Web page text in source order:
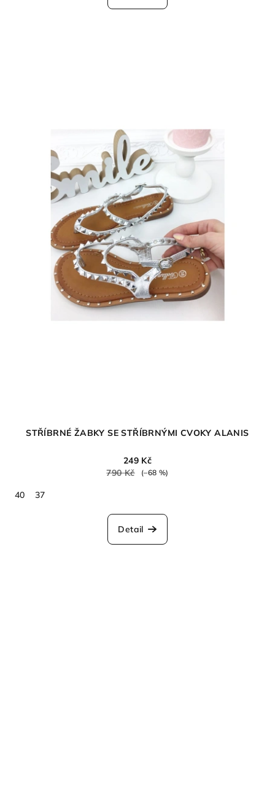
STŘÍBRNÉ ŽABKY SE STŘÍBRNÝMI CVOKY ALANIS
249 Kč
790 Kč
(–68 %)
40 37
Detail